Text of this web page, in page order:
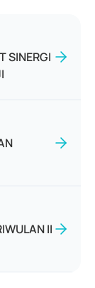
SINERGI
II